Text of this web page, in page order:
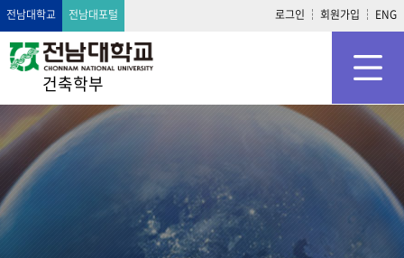
전남대학교 전남대포털 로그인 회원가입 ENG
건축학부